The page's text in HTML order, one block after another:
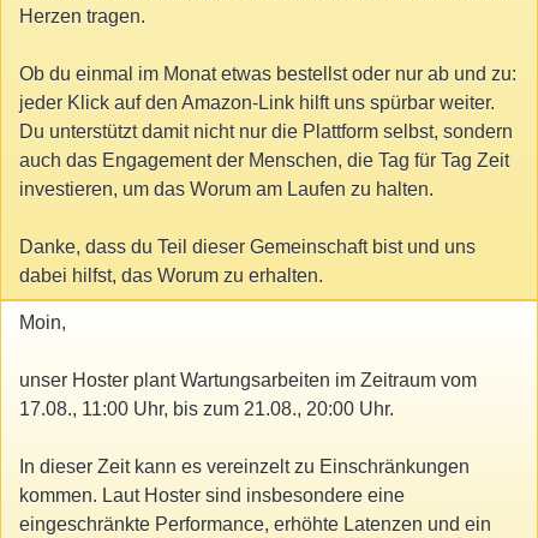
Herzen tragen.
Ob du einmal im Monat etwas bestellst oder nur ab und zu:
jeder Klick auf den Amazon-Link hilft uns spürbar weiter.
Du unterstützt damit nicht nur die Plattform selbst, sondern
auch das Engagement der Menschen, die Tag für Tag Zeit
investieren, um das Worum am Laufen zu halten.
Danke, dass du Teil dieser Gemeinschaft bist und uns
dabei hilfst, das Worum zu erhalten.
Moin,
unser Hoster plant Wartungsarbeiten im Zeitraum vom
17.08., 11:00 Uhr, bis zum 21.08., 20:00 Uhr.
In dieser Zeit kann es vereinzelt zu Einschränkungen
kommen. Laut Hoster sind insbesondere eine
eingeschränkte Performance, erhöhte Latenzen und ein